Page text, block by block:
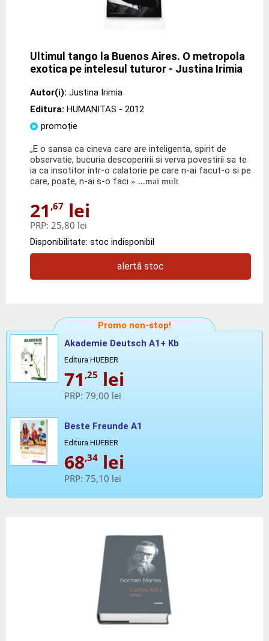
Ultimul tango la Buenos Aires. O metropola
exotica pe intelesul tuturor - Justina Irimia
Autor(i): Justina Irimia
Editura: HUMANITAS - 2012
promoție
„E o sansa ca cineva care are inteligenta, spirit de
observatie, bucuria descoperirii si verva povestirii sa te
ia ca insotitor intr-o calatorie pe care n-ai facut-o si pe
care, poate, n-ai s-o faci » ...mai mult
21 ,67 lei
PRP: 25,80 lei
Disponibilitate: stoc indisponibil
alertă stoc
Promo non-stop!
Akademie Deutsch A1+ Kb
Editura HUEBER
71 ,25 lei
PRP: 79,00 lei
Beste Freunde A1
Editura HUEBER
68,34 lei
PRP: 75,10 lei